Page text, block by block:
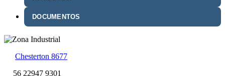
DOCUMENTOS
Chesterton 8677
56 22947 9301